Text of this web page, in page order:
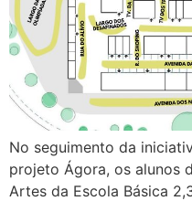
No seguimento da
projeto Ágora, os alunos
Artes da Escola Básica